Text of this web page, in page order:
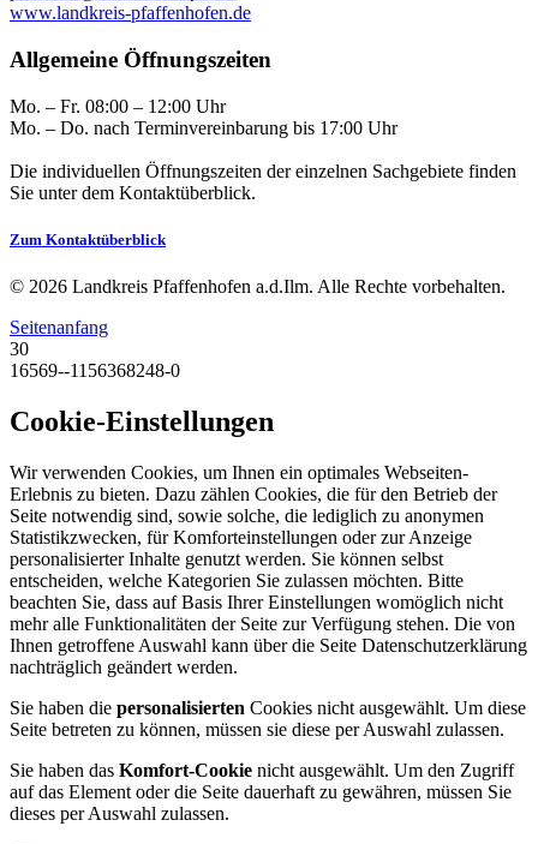
www.landkreis-pfaffenhofen.de
Allgemeine Öffnungszeiten
Mo. – Fr. 08:00 – 12:00 Uhr
Mo. – Do. nach Terminvereinbarung bis 17:00 Uhr
Die individuellen Öffnungszeiten der einzelnen Sachgebiete finden
Sie unter dem Kontaktüberblick.
Zum Kontaktüberblick
© 2026 Landkreis Pfaffenhofen a.d.Ilm. Alle Rechte vorbehalten.
Seitenanfang
30
16569--1156368248-0
Cookie-Einstellungen
Wir verwenden Cookies, um Ihnen ein optimales Webseiten-
Erlebnis zu bieten. Dazu zählen Cookies, die für den Betrieb der
Seite notwendig sind, sowie solche, die lediglich zu anonymen
Statistikzwecken, für Komforteinstellungen oder zur Anzeige
personalisierter Inhalte genutzt werden. Sie können selbst
entscheiden, welche Kategorien Sie zulassen möchten. Bitte
beachten Sie, dass auf Basis Ihrer Einstellungen womöglich nicht
mehr alle Funktionalitäten der Seite zur Verfügung stehen. Die von
Ihnen getroffene Auswahl kann über die Seite Datenschutzerklärung
nachträglich geändert werden.
Sie haben die personalisierten Cookies nicht ausgewählt. Um diese
Seite betreten zu können, müssen sie diese per Auswahl zulassen.
Sie haben das Komfort-Cookie nicht ausgewählt. Um den Zugriff
auf das Element oder die Seite dauerhaft zu gewähren, müssen Sie
dieses per Auswahl zulassen.